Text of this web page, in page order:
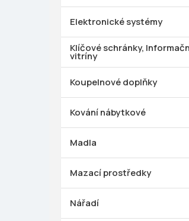
n
l
Elektronické systémy
Klíčové schránky,
vitríny
Koupelnové doplňky
Kování nábytkové
Madla
Mazací prostředky
Nářadí